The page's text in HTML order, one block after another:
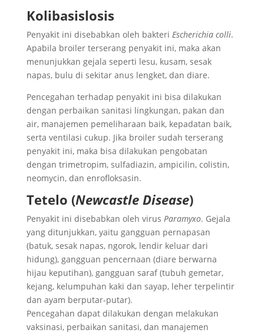
Kolibasislosis
Penyakit ini disebabkan oleh bakteri Escherichia colli.
Apabila broiler terserang penyakit ini, maka akan
menunjukkan gejala seperti lesu, kusam, sesak
napas, bulu di sekitar anus lengket, dan diare.
Pencegahan terhadap penyakit ini bisa dilakukan
dengan perbaikan sanitasi lingkungan, pakan dan
air, manajemen pemeliharaan baik, kepadatan baik,
serta ventilasi cukup. Jika broiler sudah terserang
penyakit ini, maka bisa dilakukan pengobatan
dengan trimetropim, sulfadiazin, ampicilin, colistin,
neomycin, dan enrofloksasin.
Tetelo (Newcastle Disease)
Penyakit ini disebabkan oleh virus Paramyxo. Gejala
yang ditunjukkan, yaitu gangguan pernapasan
(batuk, sesak napas, ngorok, lendir keluar dari
hidung), gangguan pencernaan (diare berwarna
hijau keputihan), gangguan saraf (tubuh gemetar,
kejang, kelumpuhan kaki dan sayap, leher terpelintir
dan ayam berputar-putar).
Pencegahan dapat dilakukan dengan melakukan
vaksinasi, perbaikan sanitasi, dan manajemen